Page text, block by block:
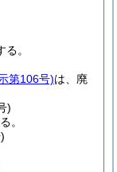
。
第106号)は、廃
)
。